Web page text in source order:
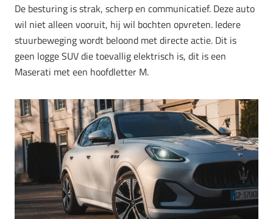
De besturing is strak, scherp en communicatief. Deze auto
wil niet alleen vooruit, hij wil bochten opvreten. Iedere
stuurbeweging wordt beloond met directe actie. Dit is
geen logge SUV die toevallig elektrisch is, dit is een
Maserati met een hoofdletter M.